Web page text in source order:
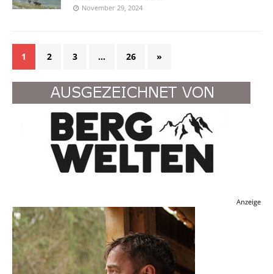
November 29, 2024
1 2 3 … 26 »
Anzeige